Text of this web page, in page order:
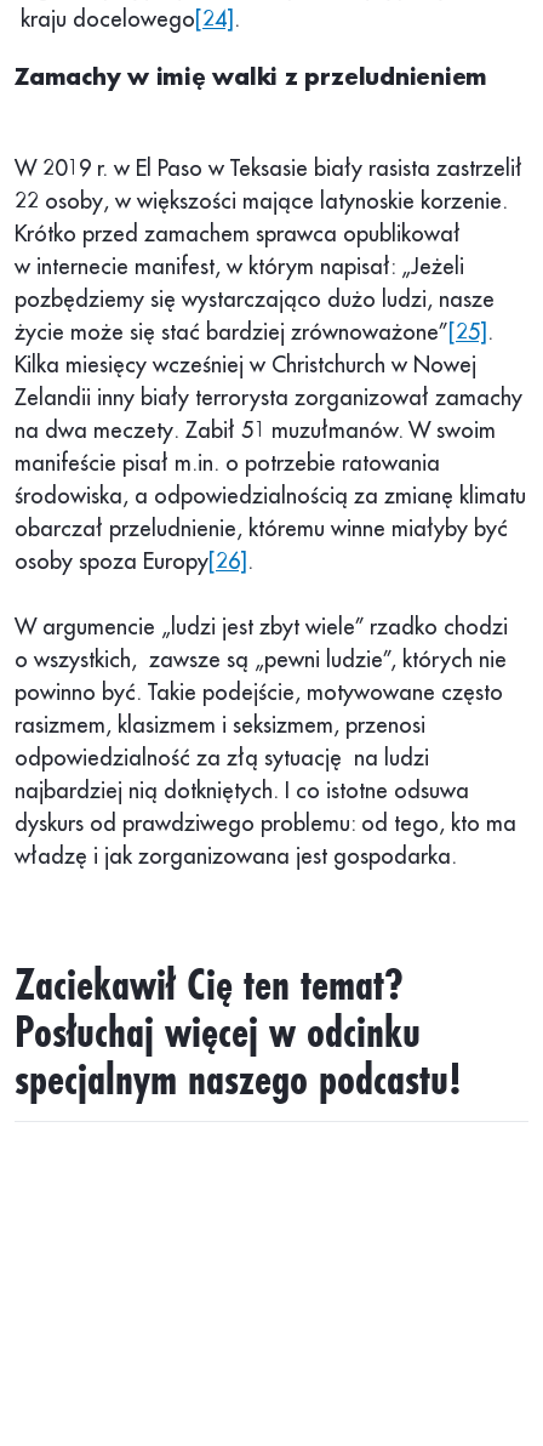
kraju docelowego [24] .
Zamachy w imię walki z przeludnieniem
W 2019 r. w El Paso w Teksasie biały rasista zastrzelił
22 osoby, w większości mające latynoskie korzenie.
Krótko przed zamachem sprawca opublikował
w internecie manifest, w którym napisał: „Jeżeli
pozbędziemy się wystarczająco dużo ludzi, nasze
życie może się stać bardziej zrównoważone” [25] .
Kilka miesięcy wcześniej w Christchurch w Nowej
Zelandii inny biały terrorysta zorganizował zamachy
na dwa meczety. Zabił 51 muzułmanów. W swoim
manifeście pisał m.in. o potrzebie ratowania
środowiska, a odpowiedzialnością za zmianę klimatu
obarczał przeludnienie, któremu winne miałyby być
osoby spoza Europy [26] .
W argumencie „ludzi jest zbyt wiele” rzadko chodzi
o wszystkich, zawsze są „pewni ludzie”, których nie
powinno być. Takie podejście, motywowane często
rasizmem, klasizmem i seksizmem, przenosi
odpowiedzialność za złą sytuację na ludzi
najbardziej nią dotkniętych. I co istotne odsuwa
dyskurs od prawdziwego problemu: od tego, kto ma
władzę i jak zorganizowana jest gospodarka.
Zaciekawił Cię ten temat?
Posłuchaj więcej w odcinku
specjalnym naszego podcastu!